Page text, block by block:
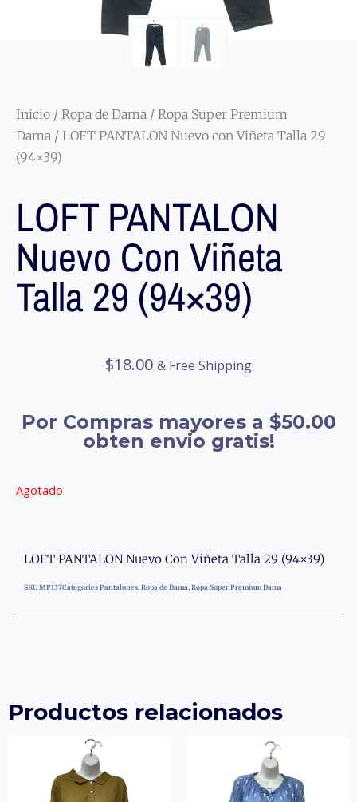
Inicio / Ropa de Dama / Ropa Super Premium
Dama / LOFT PANTALON Nuevo con Viñeta Talla 29
(94×39)
LOFT PANTALON
Nuevo Con Viñeta
Talla 29 (94×39)
$18.00 & Free Shipping
Por Compras mayores a $50.00
obten envio gratis!
Agotado
LOFT PANTALON Nuevo Con Viñeta Talla 29 (94×39)
SKU MP137Categories Pantalones, Ropa de Dama, Ropa Super Premium Dama
Productos relacionados